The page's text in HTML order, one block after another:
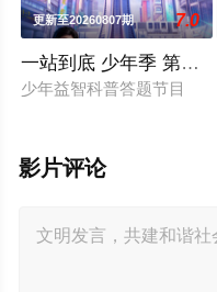
更新至20260807期 7.0
一站到底 少年季 第二季
少年益智科普答题节目
影片评论